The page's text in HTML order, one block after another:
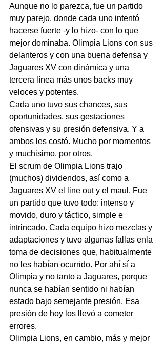
Aunque no lo parezca, fue un partido
muy parejo, donde cada uno intentó
hacerse fuerte -y lo hizo- con lo que
mejor dominaba. Olimpia Lions con sus
delanteros y con una buena defensa y
Jaguares XV con dinámica y una
tercera línea más unos backs muy
veloces y potentes.
Cada uno tuvo sus chances, sus
oportunidades, sus gestaciones
ofensivas y su presión defensiva. Y a
ambos les costó. Mucho por momentos
y muchisimo, por otros.
El scrum de Olimpia Lions trajo
(muchos) dividendos, así como a
Jaguares XV el line out y el maul. Fue
un partido que tuvo todo: intenso y
movido, duro y táctico, simple e
intrincado. Cada equipo hizo mezclas y
adaptaciones y tuvo algunas fallas enla
toma de decisiones que, habitualmente
no les habían ocurrido. Por ahí sí a
Olimpia y no tanto a Jaguares, porque
nunca se habían sentido ni habían
estado bajo semejante presión. Esa
presión de hoy los llevó a cometer
errores.
Olimpia Lions, en cambio, más y mejor